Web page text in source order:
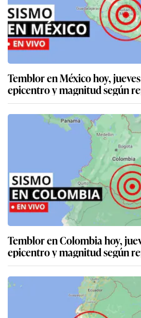
Temblor en México hoy,
epicentro y magnitud según
Temblor en Colombia hoy,
epicentro y magnitud según